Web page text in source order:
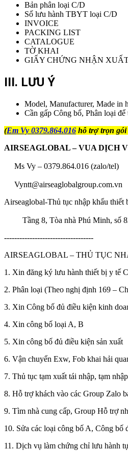
Bản phân loại C/D
Số lưu hành TBYT loại C/D
INVOICE
PACKING LIST
CATALOGUE
TỜ KHAI
GIẤY CHỨNG NHẬN
III. LƯU Ý
Model, Manufacturer, Made in
Cần gấp Công bố, Phân loại
(Em Vy 0379.864.016 hỗ trợ trọn gói
AIRSEAGLOBAL – VUA DỊCH
Ms Vy – 0379.864.016 (zalo/tel)
Vyntt@airseaglobalgroup.com.vn
Airseaglobal-Thủ tục nhập khẩu
Tầng 8, Tòa nhà Phú Minh, số
-----------------------------------
AIRSEAGLOBAL – THỦ TỤC
1. Xin đăng ký lưu hành thiết bị y tế
2. Phân loại (Theo nghị định 169 –
3. Xin Công bố đủ điều kiện kinh
4. Xin công bố loại A, B
5. Xin công bố đủ điều kiện sản xuất
6. Vận chuyển Exw, Fob khai hải
7. Thủ tục tạm xuất tái nhập, tạm
8. Hỗ trợ khách vào các Group Zalo
9. Tìm nhà cung cấp, Group Hỗ trợ
10. Sửa các loại công bố A, Công
11. Dịch vụ làm chứng chỉ lưu hành